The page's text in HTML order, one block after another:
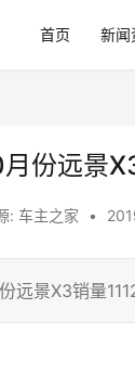
首页 新闻
份远景
: 车主之家 •
远景X3销量